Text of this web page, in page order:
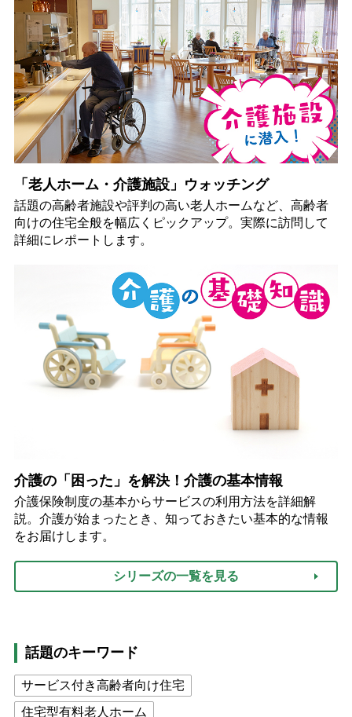
「老人ホーム・介護施設」ウォッチング
話題の高齢者施設や評判の高い老人ホームなど、高齢者
向けの住宅全般を幅広くピックアップ。実際に訪問して
詳細にレポートします。
介護の「困った」を解決！介護の基本情報
介護保険制度の基本からサービスの利用方法を詳細解
説。介護が始まったとき、知っておきたい基本的な情報
をお届けします。
シリーズの一覧を見る
話題のキーワード
サービス付き高齢者向け住宅
住宅型有料老人ホーム